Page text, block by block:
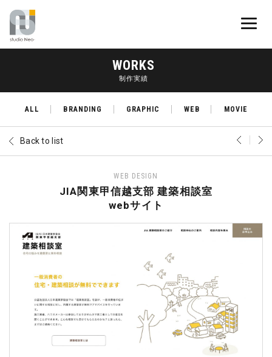
WORKS
制作実績
ALL BRANDING GRAPHIC WEB MOVIE
Back to list
WEB DESIGN
JIA関東甲信越支部 建築相談室
webサイト